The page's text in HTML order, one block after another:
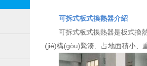
可拆式板式換熱器介紹
可拆式板式換熱器是板式換
(jié)構(gòu)緊湊、占地面積小